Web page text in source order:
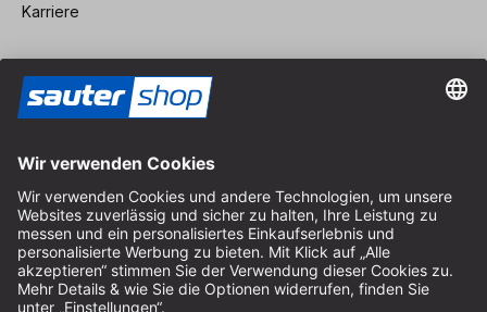
Karriere
Impressum
AGB
Datenschutz
Cookie-Einstellungen